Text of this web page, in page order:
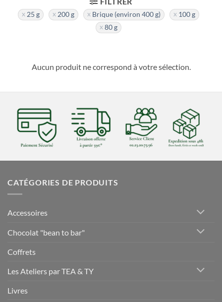
25 g 200 g Brique (environ 400 g)
100 g
80 g
Aucun produit ne correspond à votre sélection.
CATÉGORIES DE PRODUITS
Accessoires
Chocolat "bean to bar"
Coffrets
Les Ateliers par TEA & TY
Livres